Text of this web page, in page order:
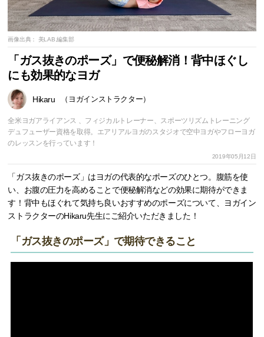
画像出典： 美LAB.編集部
「ガス抜きのポーズ」で便秘解消！背中ほぐし
にも効果的なヨガ
Hikaru （ヨガインストラクター）
全米ヨガアライアンス 、フィジカルトレーナー、スポーツリズムトレーニング
デュフューザー資格を取得。エアリアルヨガのスタジオで空中ヨガやフローヨガ
のレッスンを行っています！
2019年05月12日
「ガス抜きのポーズ」はヨガの代表的なポーズのひとつ。腹筋を使
い、お腹の圧力を高めることで便秘解消などの効果に期待ができま
す！背中もほぐれて気持ち良いおすすめのポーズについて、ヨガイン
ストラクターのHikaru先生にご紹介いただきました！
「ガス抜きのポーズ」で期待できること